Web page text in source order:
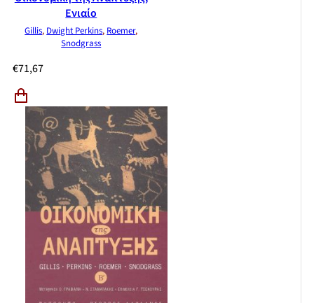
Ενιαίο
Gillis, Dwight Perkins, Roemer,
Snodgrass
€71,67